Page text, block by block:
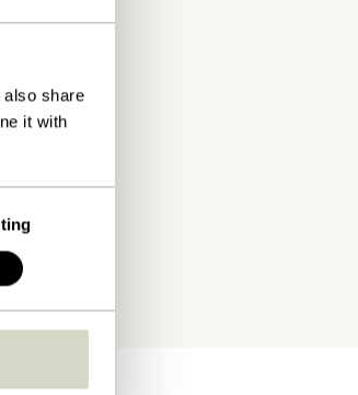
share
it with